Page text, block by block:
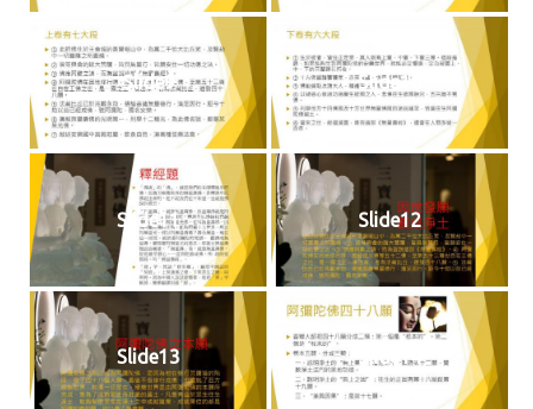
Slide9 Slide10
Slide11 Slide12
Slide13 Slide14